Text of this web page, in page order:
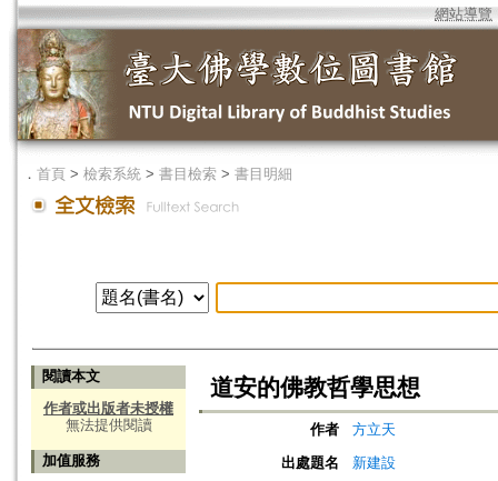
網站導覽
． 首頁 > 檢索系統 > 書目檢索 > 書目明細
閱讀本文
作者或出版者未授權
無法提供閱讀
加值服務
道安的佛教哲學思想
作者
方立天
出處題名
新建設